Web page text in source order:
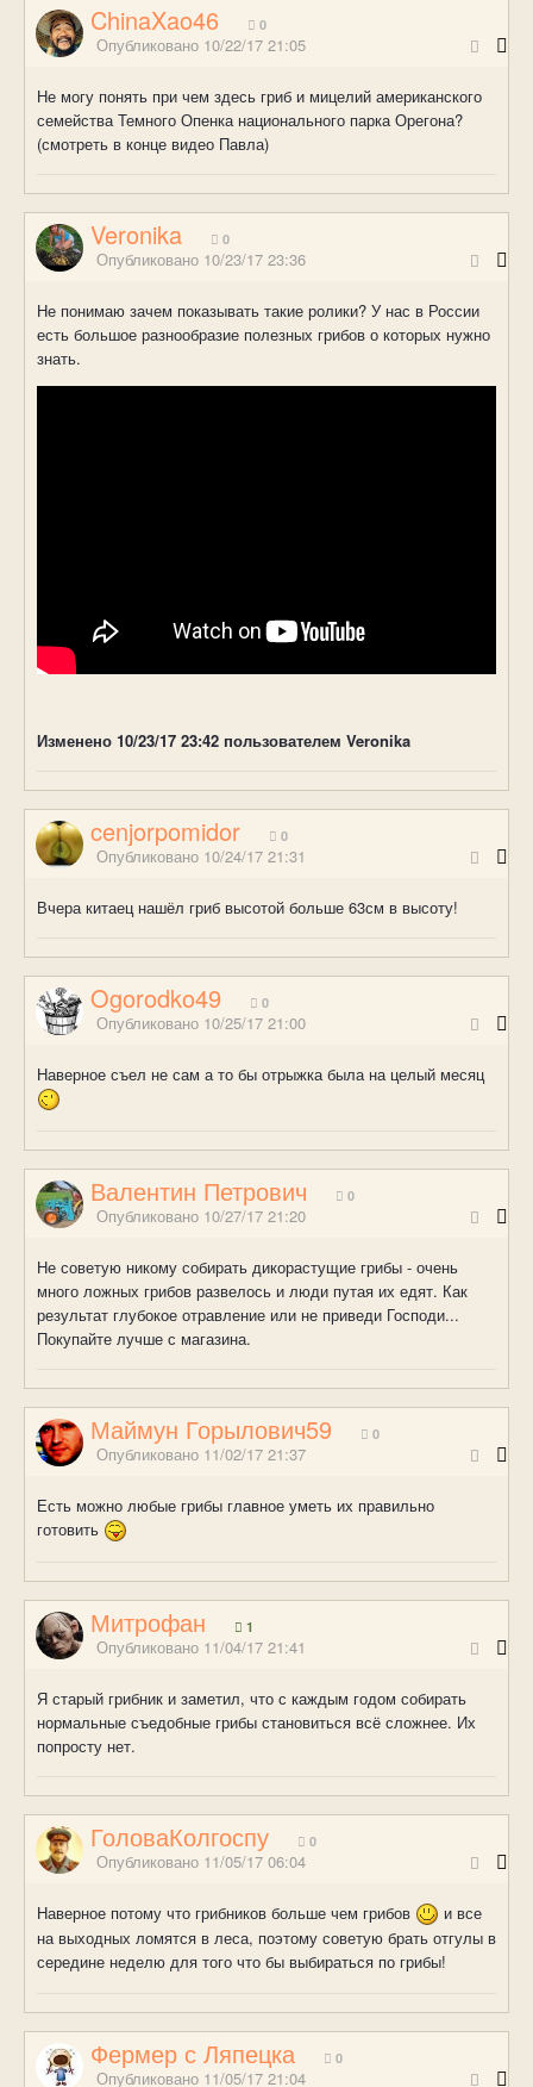
ChinaXao46 0
Опубликовано 10/22/17 21:05
Не могу понять при чем здесь гриб и мицелий американского
семейства Темного Опенка национального парка Орегона?
(смотреть в конце видео Павла)
Veronika 0
Опубликовано 10/23/17 23:36
Не понимаю зачем показывать такие ролики? У нас в России
есть большое разнообразие полезных грибов о которых нужно
знать.
Изменено 10/23/17 23:42 пользователем Veronika
cenjorpomidor 0
Опубликовано 10/24/17 21:31
Вчера китаец нашёл гриб высотой больше 63см в высоту!
Ogorodko49 0
Опубликовано 10/25/17 21:00
Наверное съел не сам а то бы отрыжка была на целый месяц
Валентин Петрович 0
Опубликовано 10/27/17 21:20
Не советую никому собирать дикорастущие грибы - очень
много ложных грибов развелось и люди путая их едят. Как
результат глубокое отравление или не приведи Господи...
Покупайте лучше с магазина.
Маймун Горылович59 0
Опубликовано 11/02/17 21:37
Есть можно любые грибы главное уметь их правильно
готовить
Митрофан 1
Опубликовано 11/04/17 21:41
Я старый грибник и заметил, что с каждым годом собирать
нормальные съедобные грибы становиться всё сложнее. Их
попросту нет.
ГоловаКолгоспу 0
Опубликовано 11/05/17 06:04
Наверное потому что грибников больше чем грибов
и все
на выходных ломятся в леса, поэтому советую брать отгулы в
середине неделю для того что бы выбираться по грибы!
Фермер с Ляпецка 0
Опубликовано 11/05/17 21:04